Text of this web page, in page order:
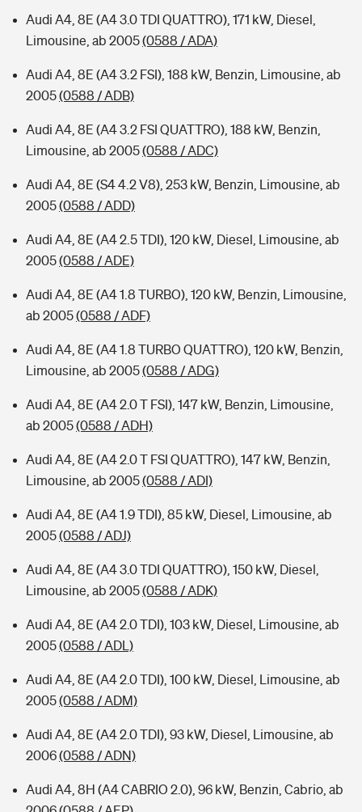
Audi A4, 8E (A4 3.0 TDI QUATTRO), 171 kW, Diesel,
Limousine, ab 2005(0588 / ADA)
Audi A4, 8E (A4 3.2 FSI), 188 kW, Benzin, Limousine, ab
2005(0588 / ADB)
Audi A4, 8E (A4 3.2 FSI QUATTRO), 188 kW, Benzin,
Limousine, ab 2005(0588 / ADC)
Audi A4, 8E (S4 4.2 V8), 253 kW, Benzin, Limousine, ab
2005(0588 / ADD)
Audi A4, 8E (A4 2.5 TDI), 120 kW, Diesel, Limousine, ab
2005(0588 / ADE)
Audi A4, 8E (A4 1.8 TURBO), 120 kW, Benzin, Limousine,
ab 2005(0588 / ADF)
Audi A4, 8E (A4 1.8 TURBO QUATTRO), 120 kW, Benzin,
Limousine, ab 2005(0588 / ADG)
Audi A4, 8E (A4 2.0 T FSI), 147 kW, Benzin, Limousine,
ab 2005(0588 / ADH)
Audi A4, 8E (A4 2.0 T FSI QUATTRO), 147 kW, Benzin,
Limousine, ab 2005(0588 / ADI)
Audi A4, 8E (A4 1.9 TDI), 85 kW, Diesel, Limousine, ab
2005(0588 / ADJ)
Audi A4, 8E (A4 3.0 TDI QUATTRO), 150 kW, Diesel,
Limousine, ab 2005(0588 / ADK)
Audi A4, 8E (A4 2.0 TDI), 103 kW, Diesel, Limousine, ab
2005(0588 / ADL)
Audi A4, 8E (A4 2.0 TDI), 100 kW, Diesel, Limousine, ab
2005(0588 / ADM)
Audi A4, 8E (A4 2.0 TDI), 93 kW, Diesel, Limousine, ab
2006(0588 / ADN)
Audi A4, 8H (A4 CABRIO 2.0), 96 kW, Benzin, Cabrio, ab